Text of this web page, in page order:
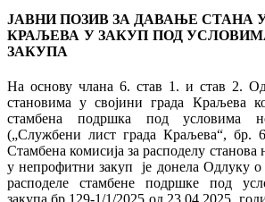
ЈАВНИ ПОЗИВ ЗА ДАВАЊЕ СТАНА
КРАЉЕВА У ЗАКУП ПОД
ЗАКУПА
На основу члана 6. став 1. и став 2.
становима у својини града Краљева
стамбена подршка под условима
(„Службени лист града Краљева“, бр.
Стамбена комисија за расподелу
у непрофитни закуп је донела Одлуку о
расподеле стамбене подршке под